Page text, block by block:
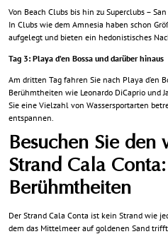
Von Beach Clubs bis hin zu Superclubs –
In Clubs wie dem Amnesia haben schon
aufgelegt und bieten ein hedonistisches
Tag 3: Playa d’en Bossa und darüber hinaus
Am dritten Tag fahren Sie nach Playa d’en
Berühmtheiten wie Leonardo DiCaprio und
Sie eine Vielzahl von Wassersportarten
entspannen.
Besuchen Sie den
Strand Cala
Berühmtheiten
Der Strand Cala Conta ist kein Strand wie
dem das Mittelmeer auf goldenen Sand